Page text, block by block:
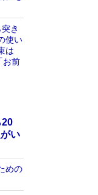
き
使い
は
お前
い
めの